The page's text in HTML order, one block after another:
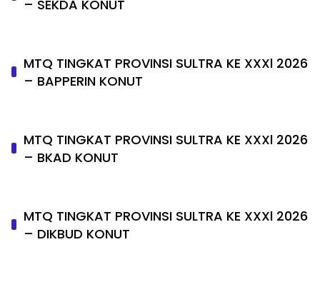
– SEKDA KONUT
MTQ TINGKAT PROVINSI SULTRA KE XXXl 2026
– BAPPERIN KONUT
MTQ TINGKAT PROVINSI SULTRA KE XXXl 2026
– BKAD KONUT
MTQ TINGKAT PROVINSI SULTRA KE XXXl 2026
– DIKBUD KONUT